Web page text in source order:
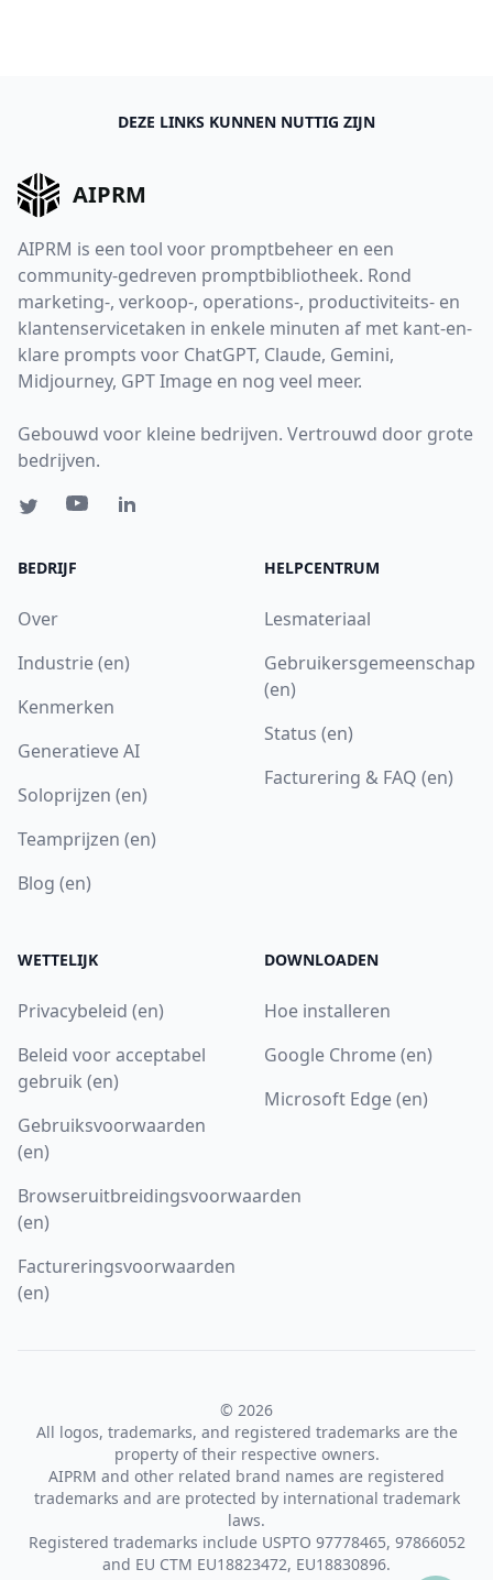
DEZE LINKS KUNNEN NUTTIG ZIJN
AIPRM
AIPRM is een tool voor promptbeheer en een
community-gedreven promptbibliotheek. Rond
marketing-, verkoop-, operations-, productiviteits- en
klantenservicetaken in enkele minuten af met kant-en-
klare prompts voor ChatGPT, Claude, Gemini,
Midjourney, GPT Image en nog veel meer.
Gebouwd voor kleine bedrijven. Vertrouwd door grote
bedrijven.
BEDRIJF
Over
Industrie (en)
Kenmerken
Generatieve AI
Soloprijzen (en)
Teamprijzen (en)
Blog (en)
HELPCENTRUM
Lesmateriaal
Gebruikersgemeenschap
(en)
Status (en)
Facturering & FAQ (en)
WETTELIJK
Privacybeleid (en)
Beleid voor acceptabel
gebruik (en)
Gebruiksvoorwaarden
(en)
Browseruitbreidingsvoorwaarden
(en)
Factureringsvoorwaarden
(en)
DOWNLOADEN
Hoe installeren
Google Chrome (en)
Microsoft Edge (en)
© 2026
All logos, trademarks, and registered trademarks are the
property of their respective owners.
AIPRM and other related brand names are registered
trademarks and are protected by international trademark
laws.
Registered trademarks include USPTO 97778465, 97866052
and EU CTM EU18823472, EU18830896.